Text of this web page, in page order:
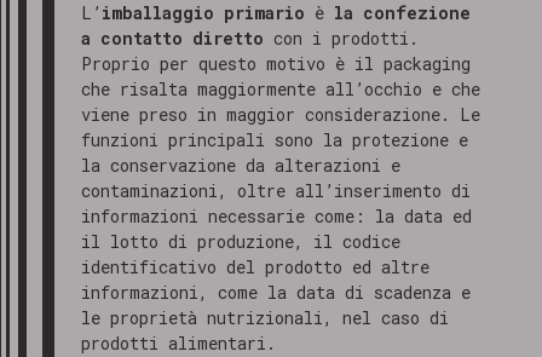
L’ imballaggio primario è la confezione
a contatto diretto con i prodotti.
Proprio per questo motivo è il packaging
che risalta maggiormente all’occhio e che
viene preso in maggior considerazione. Le
funzioni principali sono la protezione e
la conservazione da alterazioni e
contaminazioni, oltre all’inserimento di
informazioni necessarie come: la data ed
il lotto di produzione, il codice
identificativo del prodotto ed altre
informazioni, come la data di scadenza e
le proprietà nutrizionali, nel caso di
prodotti alimentari.